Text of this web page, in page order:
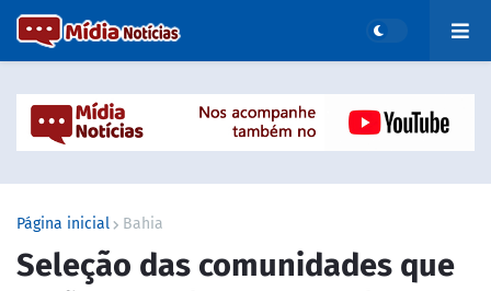
Página inicial Bahia
Seleção das comunidades que